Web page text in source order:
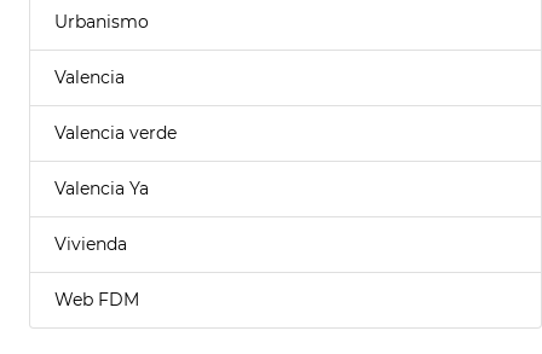
Urbanismo
Valencia
Valencia verde
Valencia Ya
Vivienda
Web FDM